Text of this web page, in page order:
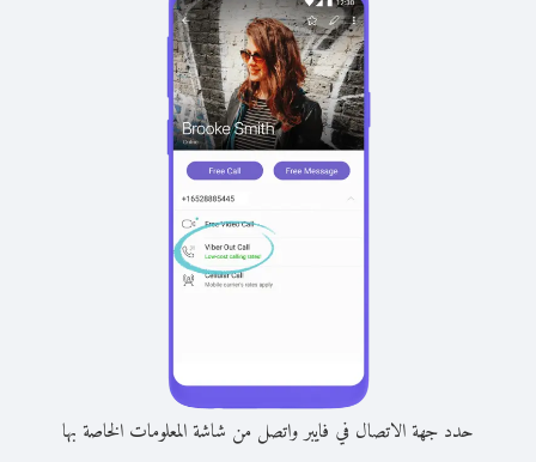
حدد جهة الاتصال في فايبر واتصل من شاشة المعلومات الخاصة بها